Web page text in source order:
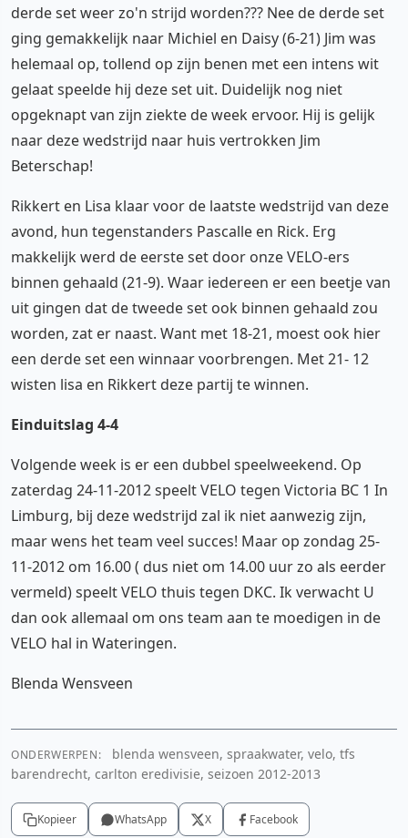
derde set weer zo'n strijd worden??? Nee de derde set
ging gemakkelijk naar Michiel en Daisy (6-21) Jim was
helemaal op, tollend op zijn benen met een intens wit
gelaat speelde hij deze set uit. Duidelijk nog niet
opgeknapt van zijn ziekte de week ervoor. Hij is gelijk
naar deze wedstrijd naar huis vertrokken Jim
Beterschap!
Rikkert en Lisa klaar voor de laatste wedstrijd van deze
avond, hun tegenstanders Pascalle en Rick. Erg
makkelijk werd de eerste set door onze VELO-ers
binnen gehaald (21-9). Waar iedereen er een beetje van
uit gingen dat de tweede set ook binnen gehaald zou
worden, zat er naast. Want met 18-21, moest ook hier
een derde set een winnaar voorbrengen. Met 21- 12
wisten lisa en Rikkert deze partij te winnen.
Einduitslag 4-4
Volgende week is er een dubbel speelweekend. Op
zaterdag 24-11-2012 speelt VELO tegen Victoria BC 1 In
Limburg, bij deze wedstrijd zal ik niet aanwezig zijn,
maar wens het team veel succes! Maar op zondag 25-
11-2012 om 16.00 ( dus niet om 14.00 uur zo als eerder
vermeld) speelt VELO thuis tegen DKC. Ik verwacht U
dan ook allemaal om ons team aan te moedigen in de
VELO hal in Wateringen.
Blenda Wensveen
ONDERWERPEN:
blenda wensveen, spraakwater, velo, tfs
barendrecht, carlton eredivisie, seizoen 2012-2013
Kopieer WhatsApp X Facebook